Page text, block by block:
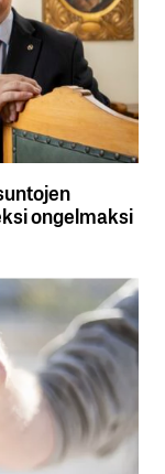
ongelmaksi